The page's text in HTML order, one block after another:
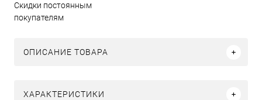
Скидки постоянным
покупателям
ОПИСАНИЕ ТОВАРА
ХАРАКТЕРИСТИКИ